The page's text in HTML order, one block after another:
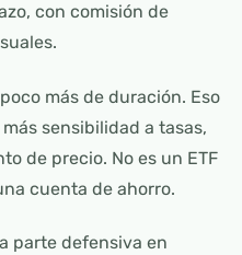
con comisión de
más de duración. Eso
sensibilidad a tasas,
de precio. No es un ETF
cuenta de ahorro.
parte defensiva en